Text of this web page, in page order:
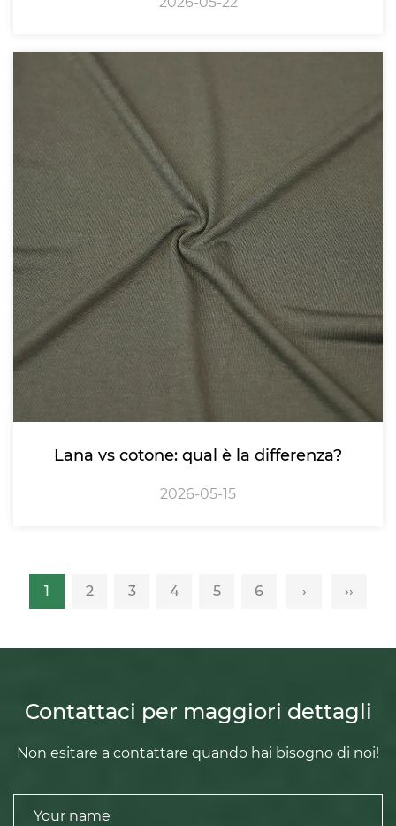
Lana vs cotone: qual è la differenza?
2026-05-15
1 2 3 4 5 6 › ››
Contattaci per maggiori dettagli
Non esitare a contattare quando hai bisogno di noi!